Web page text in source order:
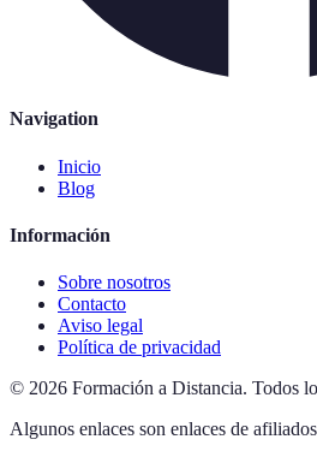
Navigation
Inicio
Blog
Información
Sobre nosotros
Contacto
Aviso legal
Política de privacidad
© 2026 Formación a Distancia. Todos
Algunos enlaces son enlaces de